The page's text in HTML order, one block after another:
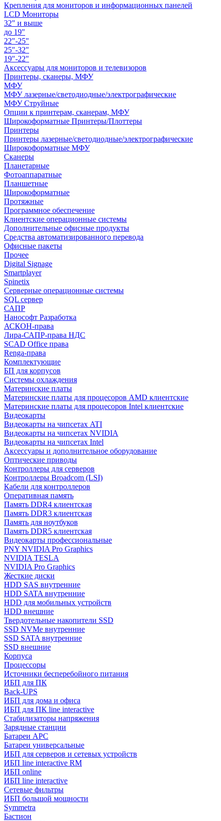
Крепления для мониторов и информационных панелей
LCD Мониторы
32" и выше
до 19"
22"-25"
25"-32"
19"-22"
Аксессуары для мониторов и телевизоров
Принтеры, сканеры, МФУ
МФУ
МФУ лазерные/светодиодные/электрографические
МФУ Струйные
Опции к принтерам, сканерам, МФУ
Широкоформатные Принтеры/Плоттеры
Принтеры
Принтеры лазерные/светодиодные/электрографические
Широкоформатные МФУ
Сканеры
Планетарные
Фотоаппаратные
Планшетные
Широкоформатные
Протяжные
Программное обеспечение
Клиентские операционные системы
Дополнительные офисные продукты
Средства автоматизированного перевода
Офисные пакеты
Прочее
Digital Signage
Smartplayer
Spinetix
Серверные операционные системы
SQL сервер
САПР
Нанософт Разработка
АСКОН-права
Лира-САПР-права НДС
SCAD Office права
Renga-права
Комплектующие
БП для корпусов
Системы охлаждения
Материнские платы
Материнские платы для процесоров AMD клиентские
Материнские платы для процесоров Intel клиентские
Видеокарты
Видеокарты на чипсетах ATI
Видеокарты на чипсетах NVIDIA
Видеокарты на чипсетах Intel
Аксессуары и дополнительное оборудование
Оптические приводы
Контроллеры для серверов
Контроллеры Broadcom (LSI)
Кабели для контроллеров
Оперативная память
Память DDR4 клиентская
Память DDR3 клиентская
Память для ноутбуков
Память DDR5 клиентская
Видеокарты профессиональные
PNY NVIDIA Pro Graphics
NVIDIA TESLA
NVIDIA Pro Graphics
Жесткие диски
HDD SAS внутренние
HDD SATA внутренние
HDD для мобильных устройств
HDD внешние
Твердотельные накопители SSD
SSD NVMe внутренние
SSD SATA внутренние
SSD внешние
Корпуса
Процессоры
Источники бесперебойного питания
ИБП для ПК
Back-UPS
ИБП для дома и офиса
ИБП для ПК linе interactive
Стабилизаторы напряжения
Зарядные станции
Батареи APC
Батареи универсальные
ИБП для серверов и сетевых устройств
ИБП line interactive RM
ИБП online
ИБП linе interactive
Сетевые фильтры
ИБП большой мощности
Symmetra
Бастион